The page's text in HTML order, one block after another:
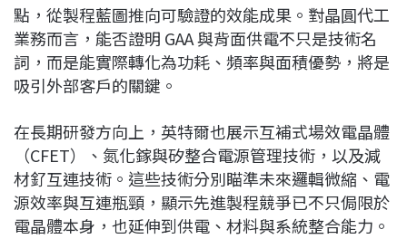
點，從製程藍圖推向可驗證的效能成果。對晶圓代工
業務而言，能否證明 GAA 與背面供電不只是技術名
詞，而是能實際轉化為功耗、頻率與面積優勢，將是
吸引外部客戶的關鍵。
在長期研發方向上，英特爾也展示互補式場效電晶體
（CFET）、氮化鎵與矽整合電源管理技術，以及減
材釕互連技術。這些技術分別瞄準未來邏輯微縮、電
源效率與互連瓶頸，顯示先進製程競爭已不只侷限於
電晶體本身，也延伸到供電、材料與系統整合能力。